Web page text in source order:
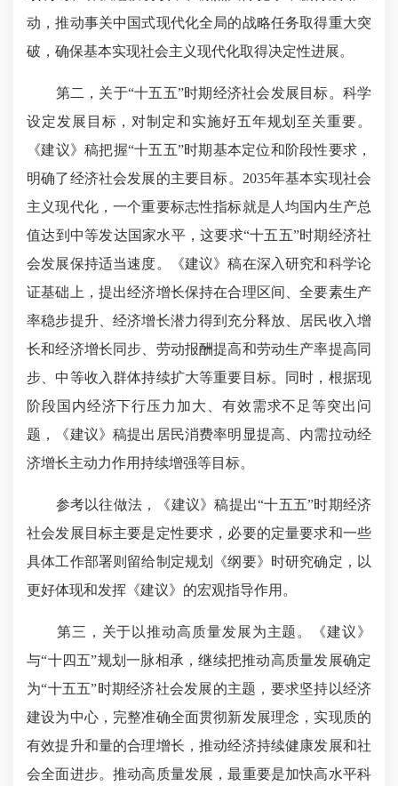
动，推动事关中国式现代化全局的战略任务取得重大突
破，确保基本实现社会主义现代化取得决定性进展。
第二，关于“十五五”时期经济社会发展目标。科学
设定发展目标，对制定和实施好五年规划至关重要。
《建议》稿把握“十五五”时期基本定位和阶段性要求，
明确了经济社会发展的主要目标。2035年基本实现社会
主义现代化，一个重要标志性指标就是人均国内生产总
值达到中等发达国家水平，这要求“十五五”时期经济社
会发展保持适当速度。《建议》稿在深入研究和科学论
证基础上，提出经济增长保持在合理区间、全要素生产
率稳步提升、经济增长潜力得到充分释放、居民收入增
长和经济增长同步、劳动报酬提高和劳动生产率提高同
步、中等收入群体持续扩大等重要目标。同时，根据现
阶段国内经济下行压力加大、有效需求不足等突出问
题，《建议》稿提出居民消费率明显提高、内需拉动经
济增长主动力作用持续增强等目标。
参考以往做法，《建议》稿提出“十五五”时期经济
社会发展目标主要是定性要求，必要的定量要求和一些
具体工作部署则留给制定规划《纲要》时研究确定，以
更好体现和发挥《建议》的宏观指导作用。
第三，关于以推动高质量发展为主题。《建议》
与“十四五”规划一脉相承，继续把推动高质量发展确定
为“十五五”时期经济社会发展的主题，要求坚持以经济
建设为中心，完整准确全面贯彻新发展理念，实现质的
有效提升和量的合理增长，推动经济持续健康发展和社
会全面进步。推动高质量发展，最重要是加快高水平科